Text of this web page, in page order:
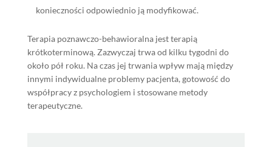
konieczności odpowiednio ją modyfikować.
Terapia poznawczo-behawioralna jest terapią
krótkoterminową. Zazwyczaj trwa od kilku tygodni do
około pół roku. Na czas jej trwania wpływ mają między
innymi indywidualne problemy pacjenta, gotowość do
współpracy z psychologiem i stosowane metody
terapeutyczne.